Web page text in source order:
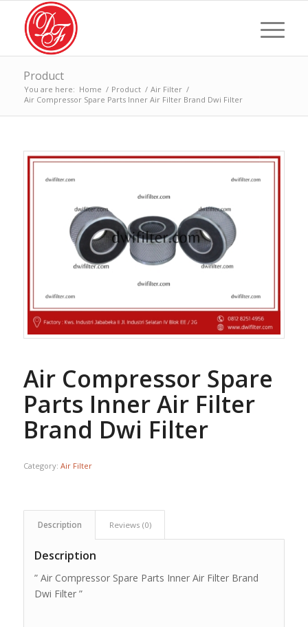
Product
You are here: Home / Product / Air Filter /
Air Compressor Spare Parts Inner Air Filter Brand Dwi Filter
Air Compressor Spare
Parts Inner Air Filter
Brand Dwi Filter
Category: Air Filter
Description Reviews (0)
Description
” Air Compressor Spare Parts Inner Air Filter Brand
Dwi Filter ”